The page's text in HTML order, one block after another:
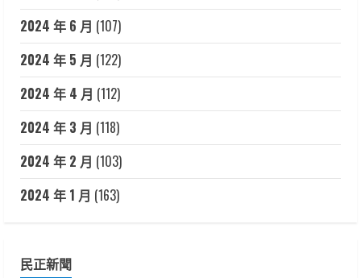
2024 年 6 月 (107)
2024 年 5 月 (122)
2024 年 4 月 (112)
2024 年 3 月 (118)
2024 年 2 月 (103)
2024 年 1 月 (163)
民正新聞